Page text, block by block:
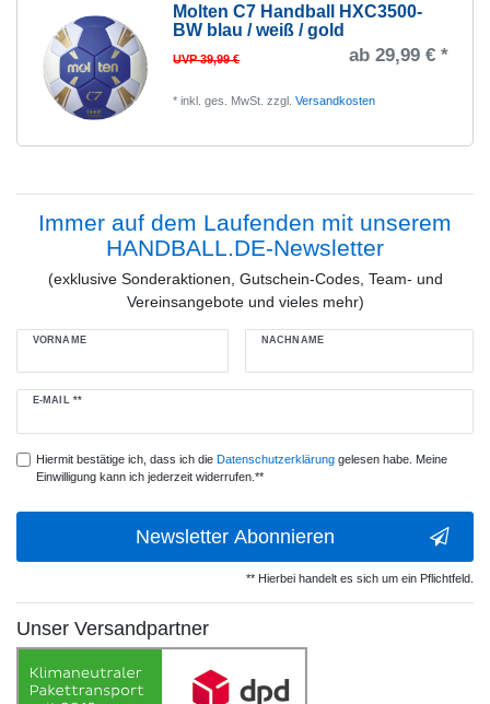
Molten C7 Handball HXC3500-
BW blau / weiß / gold
UVP 39,99 € ab 29,99 € *
*inkl. ges. MwSt. zzgl.Versandkosten
Immer auf dem Laufenden mit unserem
HANDBALL.DE-Newsletter
(exklusive Sonderaktionen, Gutschein-Codes, Team- und
Vereinsangebote und vieles mehr)
VORNAME NACHNAME
E-MAIL **
Newsletter
Hiermit bestätige ich, dass ich die Daten­schutz­erklärunggelesen habe. Meine
Einwilligung kann ich jederzeit widerrufen.**
Newsletter Abonnieren
** Hierbei handelt es sich um ein Pflichtfeld.
Unser Versandpartner